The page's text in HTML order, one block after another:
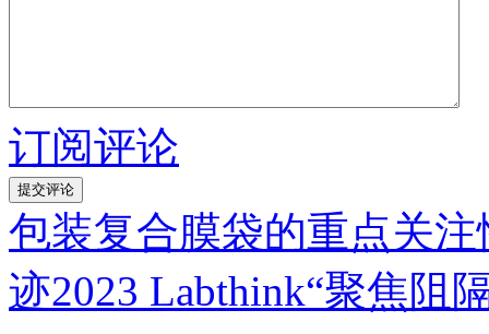
订阅评论
包装复合膜袋的重点关
迹2023 Labthink“聚焦阻